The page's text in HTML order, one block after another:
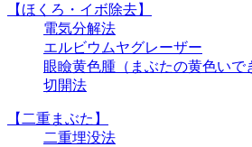
【ほくろ・イボ除去】
電気分解法
エルビウムヤグレーザー
眼瞼黄色腫（まぶたの黄色いで
切開法
【二重まぶた】
二重埋没法